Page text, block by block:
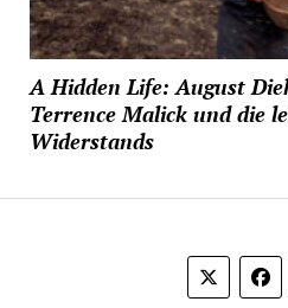
A Hidden Life: August
Terrence Malick und die
Widerstands